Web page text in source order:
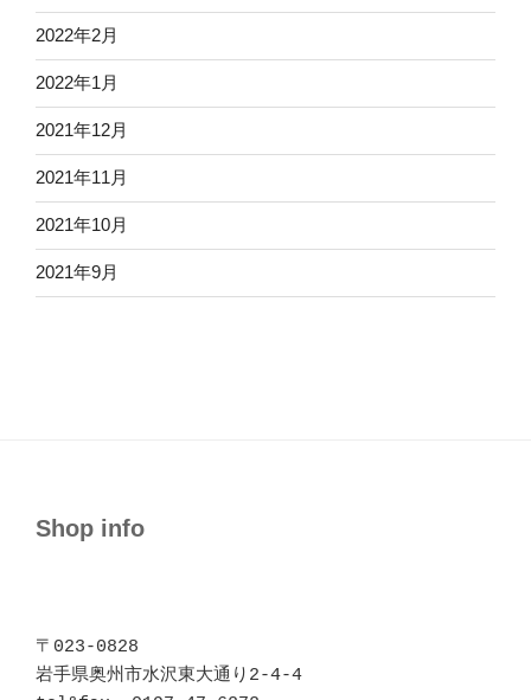
2022年2月
2022年1月
2021年12月
2021年11月
2021年10月
2021年9月
Shop info
〒023-0828
岩手県奥州市水沢東大通り2-4-4